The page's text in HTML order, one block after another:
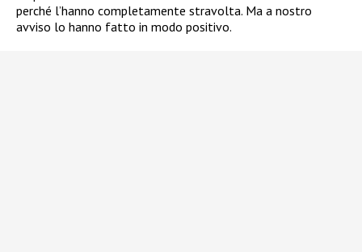
perché l’hanno completamente stravolta. Ma a nostro
avviso lo hanno fatto in modo positivo.